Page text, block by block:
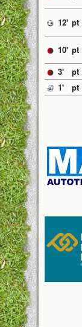
12' pt
10' pt
3'
pt
1'
pt